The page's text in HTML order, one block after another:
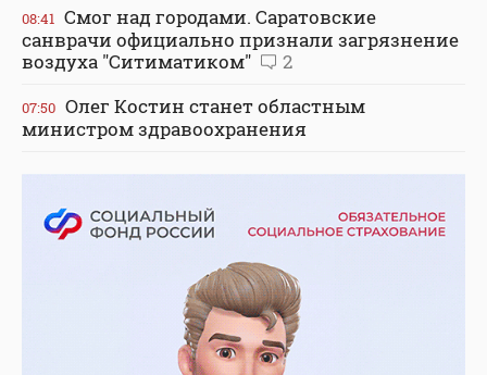
08:41 Смог над городами. Саратовские
санврачи официально признали загрязнение
воздуха "Ситиматиком"
2
07:50 Олег Костин станет областным
министром здравоохранения